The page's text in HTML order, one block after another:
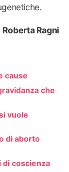
Roberta Ragni
cause
che
vuole
di aborto
coscienza